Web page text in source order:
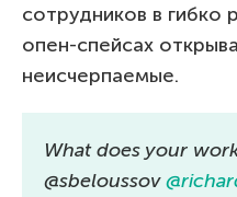
сотрудников в гибко
опен-спейсах
неисчерпаемые.
What does your
@sbeloussov